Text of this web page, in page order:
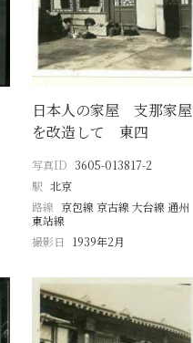
日本人の家屋 支那家屋
を改造して 東四
写真ID 3605-013817-2
駅 北京
路線 京包線 京古線 大台線 通州
東站線
撮影日
1939年2月